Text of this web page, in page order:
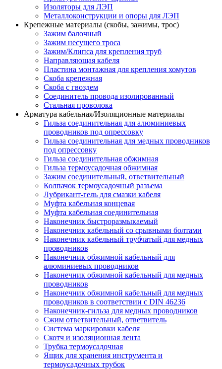
Изоляторы для ЛЭП
Металлоконструкции и опоры для ЛЭП
Крепежные материалы (скобы, зажимы, трос)
Зажим балочный
Зажим несущего троса
Зажим/Клипса для крепления труб
Направляющая кабеля
Пластина монтажная для крепления хомутов
Скоба крепежная
Скоба с гвоздем
Соединитель провода изолированный
Стальная проволока
Арматура кабельная/Изоляционные материалы
Гильза соединительная для алюминиевых
проводников под опрессовку
Гильза соединительная для медных проводников
под опрессовку
Гильза соединительная обжимная
Гильза термоусадочная обжимная
Зажим соединительный, ответвительный
Колпачок термоусадочный разъема
Лубрикант-гель для смазки кабеля
Муфта кабельная концевая
Муфта кабельная соединительная
Наконечник быстроразмыкаемый
Наконечник кабельный со срывными болтами
Наконечник кабельный трубчатый для медных
проводников
Наконечник обжимной кабельный для
алюминиевых проводников
Наконечник обжимной кабельный для медных
проводников
Наконечник обжимной кабельный для медных
проводников в соответствии с DIN 46236
Наконечник-гильза для медных проводников
Сжим ответвительный, ответвитель
Система маркировки кабеля
Скотч и изоляционная лента
Трубка термоусадочная
Ящик для хранения инструмента и
термоусадочных трубок